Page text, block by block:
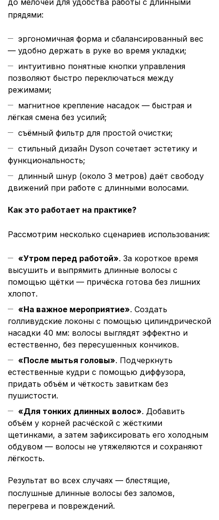
до мелочей для удобства работы с длинными
прядями:
эргономичная форма и сбалансированный вес
— удобно держать в руке во время укладки;
интуитивно понятные кнопки управления
позволяют быстро переключаться между
режимами;
магнитное крепление насадок — быстрая и
лёгкая смена без усилий;
съёмный фильтр для простой очистки;
стильный дизайн Dyson сочетает эстетику и
функциональность;
длинный шнур (около 3 метров) даёт свободу
движений при работе с длинными волосами.
Как это работает на практике?
Рассмотрим несколько сценариев использования:
«Утром перед работой». За короткое время
высушить и выпрямить длинные волосы с
помощью щётки — причёска готова без лишних
хлопот.
«На важное мероприятие». Создать
голливудские локоны с помощью цилиндрической
насадки 40 мм: волосы выглядят эффектно и
естественно, без пересушенных кончиков.
«После мытья головы». Подчеркнуть
естественные кудри с помощью диффузора,
придать объём и чёткость завиткам без
пушистости.
«Для тонких длинных волос». Добавить
объём у корней расчёской с жёсткими
щетинками, а затем зафиксировать его холодным
обдувом — волосы не утяжеляются и сохраняют
лёгкость.
Результат во всех случаях — блестящие,
послушные длинные волосы без заломов,
перегрева и повреждений.